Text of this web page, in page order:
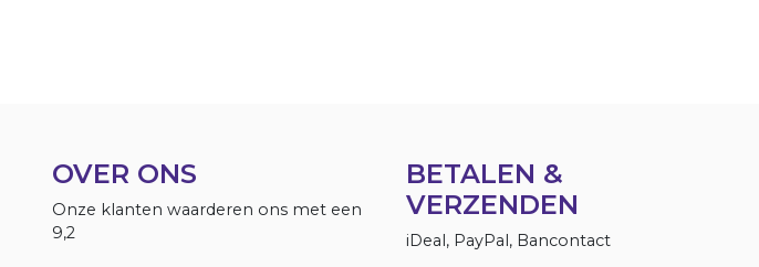
OVER ONS
Onze klanten waarderen ons met een
9,2
BETALEN &
VERZENDEN
iDeal, PayPal, Bancontact